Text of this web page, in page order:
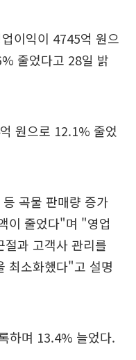
이익이 4745억 원으
줄었다고 28일 밝
원으로 12.1% 줄었
곡물 판매량 증가
이 줄었다"며 "영업
과 고객사 관리를
최소화했다"고 설명
하며 13.4% 늘었다.